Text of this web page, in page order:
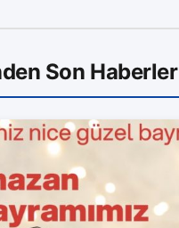
Son Haberler